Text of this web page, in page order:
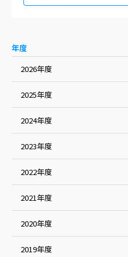
年度
2026年度
2025年度
2024年度
2023年度
2022年度
2021年度
2020年度
2019年度